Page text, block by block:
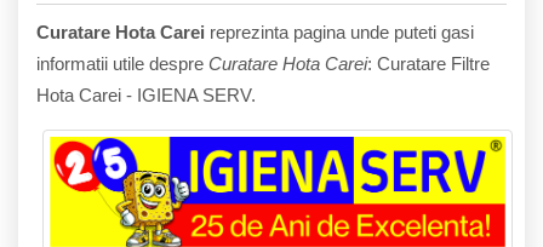
Curatare Hota Carei reprezinta pagina unde puteti gasi
informatii utile despre Curatare Hota Carei: Curatare Filtre
Hota Carei - IGIENA SERV.